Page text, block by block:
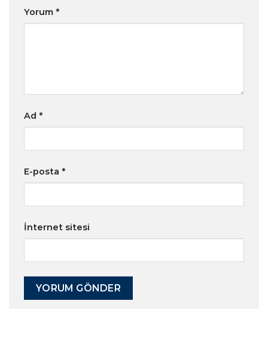
Yorum *
Ad *
E-posta *
İnternet sitesi